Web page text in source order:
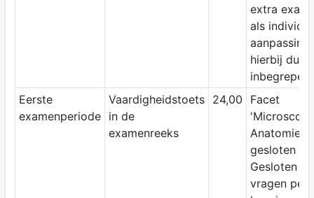
extra
als
aanpassing
hierbij dus
inbegrepen.
Eerste
examenperiode
Vaardigheidstoets
in de
examenreeks
24,00
Facet
Anatomie'.
gesloten
Gesloten
vragen